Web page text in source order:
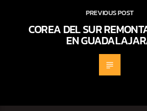
PREVIOUS POST
COREA DEL SUR
EN